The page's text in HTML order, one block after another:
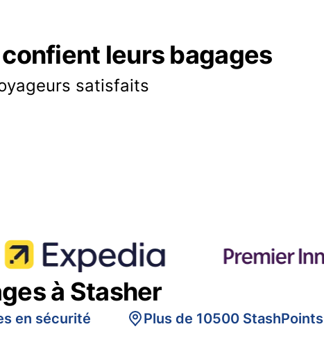
leurs bagages
satisfaits
à Stasher
en sécurité Plus de 10500 StashPoints